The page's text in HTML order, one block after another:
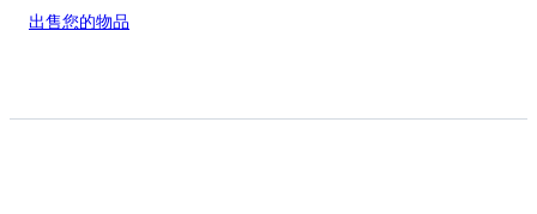
出售您的物品